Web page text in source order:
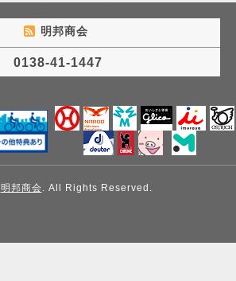
明邦商会
0138-41-1447
明邦商会. All Rights Reserved.